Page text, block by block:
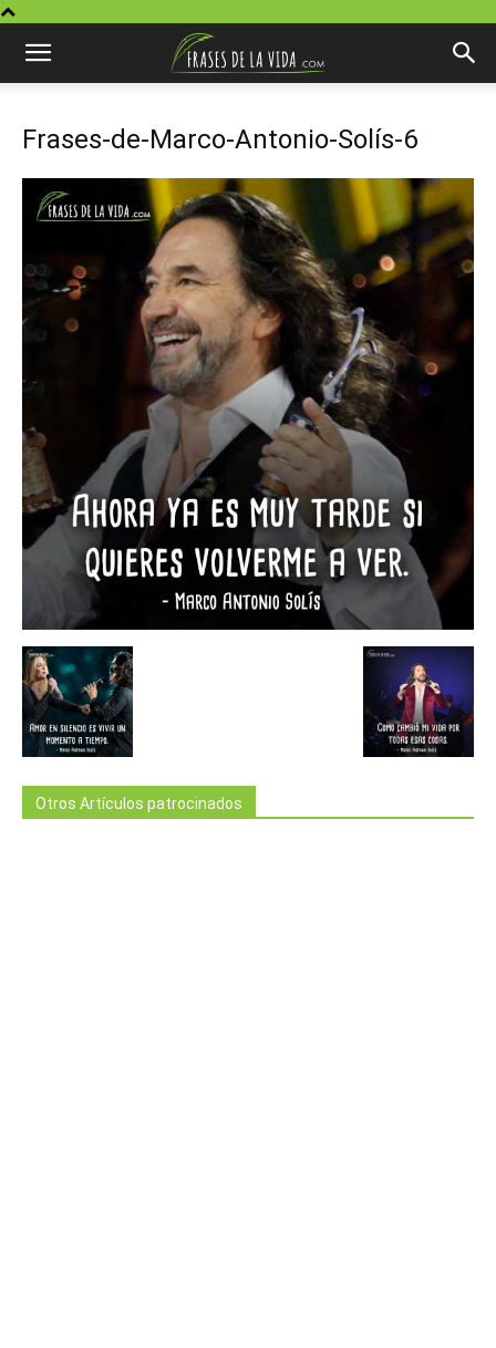
Frases-de-Marco-Antonio-Solís-6
Otros Artículos patrocinados